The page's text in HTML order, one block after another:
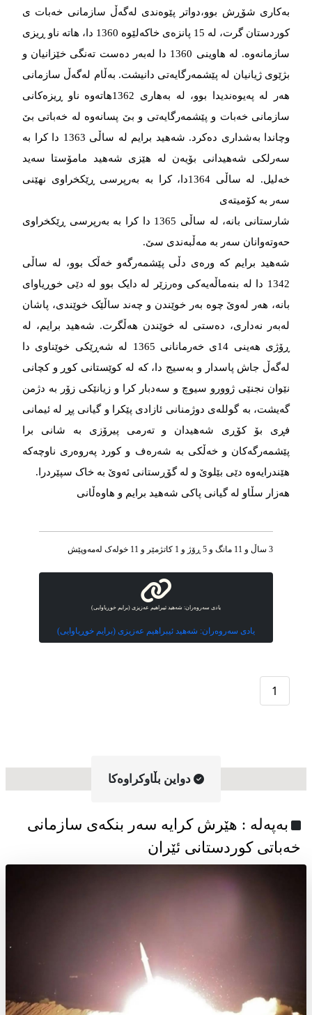
بەکاری شۆڕش بوو،دواتر پێوەندی لەگەڵ سازمانی خەبات ی
کوردستان گرت، لە 15 پانزەی خاکەلێوە 1360 دا، هاتە ناو ڕیزی
سازمانەوە. لە هاوینی 1360 دا لەبەر دەست تەنگی خێزانیان و
بژێوی ژیانیان لە پێشمەرگایەتی دانیشت. بەڵام لەگەڵ سازمانی
هەر لە پەیوەندیدا بوو، لە بەهاری 1362هاتەوە ناو ڕیزەکانی
سازمانی خەبات و پێشمەرگایەتی و بێ پسانەوە لە خەباتی بێ
وچاندا بەشداری دەکرد. شەهید برایم لە ساڵی 1363 دا کرا بە
سەرلکی شەهیدانی بۆیەن لە هێزی شەهید مامۆستا سەید
خەلیل. لە ساڵی 1364دا، کرا بە بەرپرسی ڕێکخراوی نهێنی
سەر بە کۆمیتەی
شارستانی بانە، لە ساڵی 1365 دا کرا بە بەرپرسی ڕێکخراوی
حەوتەوانان سەر بە مەڵبەندی سێ.
شەهید برایم کە ورەی دڵی پێشمەرگەو خەڵک بوو، لە ساڵی
1342 دا لە بنەماڵەیەکی وەرزێر لە دایک بوو لە دێی خوڕیاوای
بانە، هەر لەوێ چوە بەر خوێندن و چەند ساڵێک خوێندی، پاشان
لەبەر نەداری، دەستی لە خوێندن هەڵگرت. شەهید برایم، لە
ڕۆژی هەینی 14ی خەرمانانی 1365 لە شەڕێکی خوێناوی دا
لەگەڵ جاش پاسدار و بەسیج دا، کە لە کوێستانی کوڕ و کچانی
نێوان نجنێی ژوورو سیوچ و سەدبار کرا و زیانێکی زۆر بە دژمن
گەیشت، بە گوللەی دوژمنانی ئازادی پێکرا و گیانی پڕ لە ئیمانی
فڕی بۆ کۆڕی شەهیدان و تەرمی پیرۆزی بە شانی برا
پێشمەرگەکان و خەڵکی بە شەرەف و کورد پەروەری ناوچەکە
هێندرایەوە دێی بێلوێ و لە گۆڕستانی ئەوێ بە خاک سپێردرا.
هەزار سڵاو لە گیانی پاکی شەهید برایم و هاوەڵانی
3 ساڵ و 11 مانگ و 5 ڕۆژ و 1 کاتژمێر و 11 خوله‌ک له‌مه‌وپێش‌
یادی سەروەران: شەهید ئیبراهیم عەزیزی (برایم خوڕیاوایی)
یادی سەروەران: شەهید ئیبراهیم عەزیزی (برایم خوڕیاوایی)
1
دواین بڵاوکراوه‌کا
به‌په‌له‌ : هێرش کرایە سەر بنکەی سازمانی
خەباتی کوردستانی ئێران